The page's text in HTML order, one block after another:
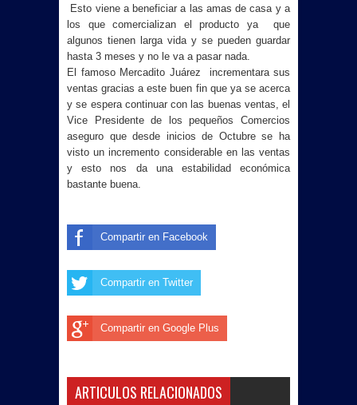
Esto viene a beneficiar a las amas de casa y a
los que comercializan el producto ya que
algunos tienen larga vida y se pueden guardar
hasta 3 meses y no le va a pasar nada.
El famoso Mercadito Juárez incrementara sus
ventas gracias a este buen fin que ya se acerca
y se espera continuar con las buenas ventas, el
Vice Presidente de los pequeños Comercios
aseguro que desde inicios de Octubre se ha
visto un incremento considerable en las ventas
y esto nos da una estabilidad económica
bastante buena.
Compartir en Facebook
Compartir en Twitter
Compartir en Google Plus
ARTICULOS RELACIONADOS